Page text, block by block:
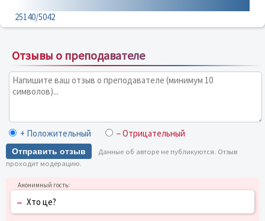
25140/5042
Отзывы о преподавателе
+ Положительный – Отрицательный
Отправить отзыв
Данные об авторе не публикуются. Отзыв
проходит модерацию.
– Хто це?